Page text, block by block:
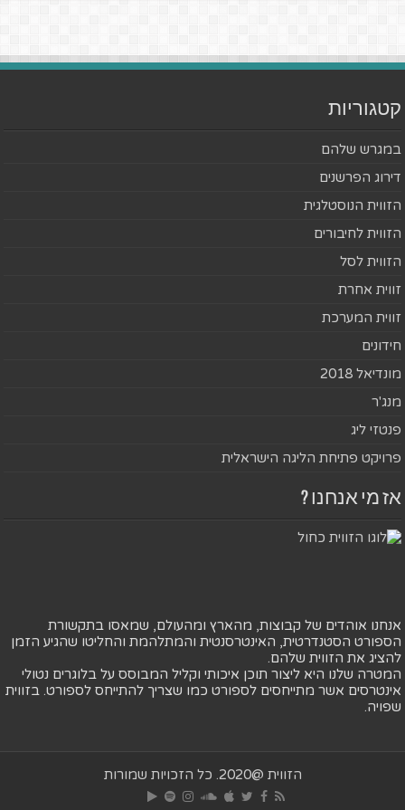
קטגוריות
במגרש שלהם
דירוג הפרשנים
הזווית הנוסטלגית
הזווית לחיבורים
הזווית לסל
זווית אחרת
זווית המערכת
חידונים
מונדיאל 2018
מנג'ר
פנטזי ליג
פרויקט פתיחת הליגה הישראלית
אז מי אנחנו ?
אנחנו אוהדים של קבוצות, מהארץ ומהעולם, שמאסו בתקשורת
הספורט הסטנדרטית, האינטרסנטית והמתלהמת והחליטו שהגיע הזמן
להציג את הזווית שלהם.
המטרה שלנו היא ליצור תוכן איכותי וקליל המבוסס על בלוגרים נטולי
אינטרסים אשר מתייחסים לספורט כמו שצריך להתייחס לספורט. בזווית
שפויה.
הזווית @2020. כל הזכויות שמורות